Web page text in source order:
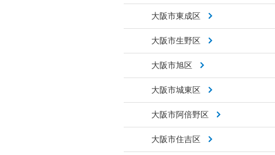
大阪市東成区
大阪市生野区
大阪市旭区
大阪市城東区
大阪市阿倍野区
大阪市住吉区